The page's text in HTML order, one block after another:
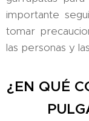
importante
tomar
las personas y
¿EN QUÉ